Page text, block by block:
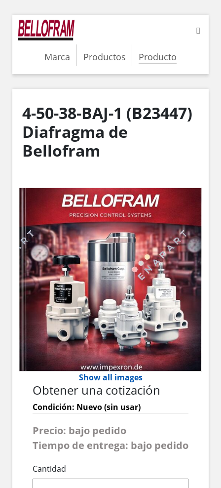
Marca Productos Producto
4-50-38-BAJ-1 (B23447)
Diafragma de
Bellofram
Show all images
Obtener una cotización
Condición: Nuevo (sin usar)
Precio: bajo pedido
Tiempo de entrega: bajo pedido
Cantidad